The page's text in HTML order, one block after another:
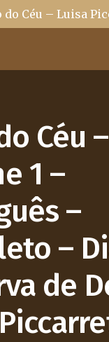
do Céu – Luisa
Céu –
1 –
–
–
de